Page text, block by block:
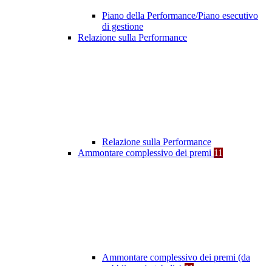
Piano della Performance/Piano esecutivo
di gestione
Relazione sulla Performance
Relazione sulla Performance
Ammontare complessivo dei premi 11
Ammontare complessivo dei premi (da